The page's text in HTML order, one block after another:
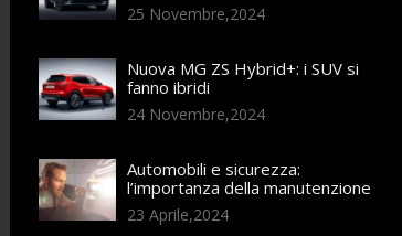
25 Novembre,2024
Nuova MG ZS Hybrid+: i SUV si
fanno ibridi
24 Novembre,2024
Automobili e sicurezza:
l’importanza della manutenzione
23 Aprile,2024